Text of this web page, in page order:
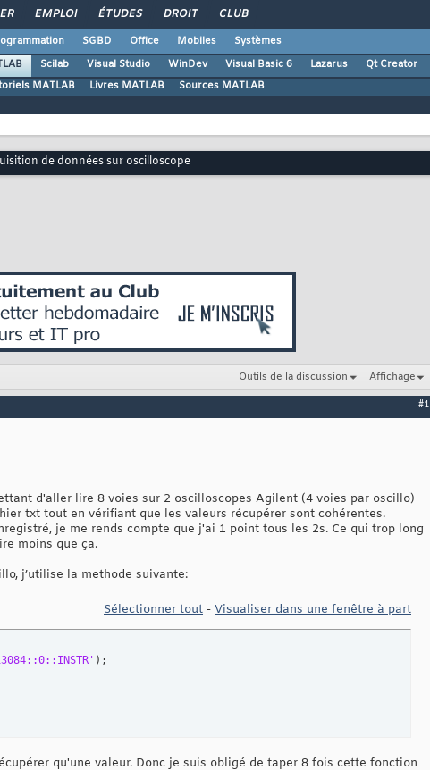
EMPLOI ÉTUDES DROIT CLUB
SGBD Office Mobiles
Systèmes
Scilab Visual Studio WinDev Visual Basic 6 Lazarus
Qt Creator
MATLAB Livres MATLAB Sources MATLAB
de données sur oscilloscope
Outils de la discussion Affichage
#1
d'aller lire 8 voies sur 2 oscilloscopes Agilent (4 voies par oscillo)
txt tout en vérifiant que les valeurs récupérer sont cohérentes.
je me rends compte que j'ai 1 point tous les 2s. Ce qui trop long
moins que ça.
j’utilise la methode suivante:
Sélectionner tout - Visualiser dans une fenêtre à part
) ;
qu'une valeur. Donc je suis obligé de taper 8 fois cette fonction